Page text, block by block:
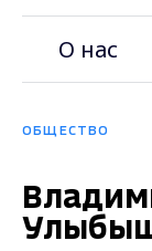
О нас
ОБЩЕСТВО